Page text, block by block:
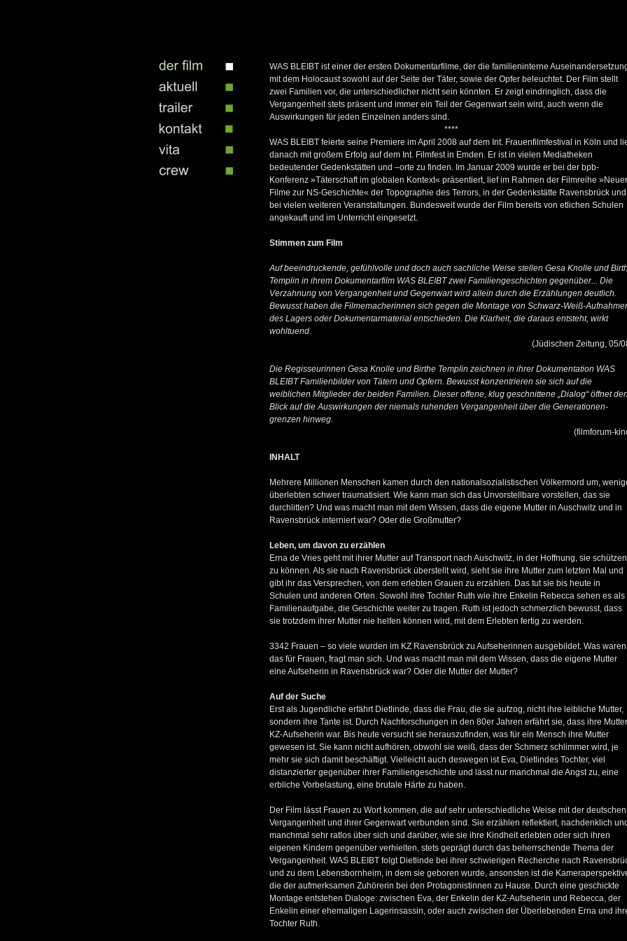
WAS BLEIBT ist einer der ersten Dokumentarfilme, der die familieninterne
mit dem Holocaust sowohl auf der Seite der Täter, sowie der Opfer beleuchtet. Der Film stellt
zwei Familien vor, die unterschiedlicher nicht sein könnten. Er zeigt eindringlich, dass die
Vergangenheit stets präsent und immer ein Teil der Gegenwart sein wird, auch wenn die
Auswirkungen für jeden Einzelnen anders sind.
****
WAS BLEIBT feierte seine Premiere im April 2008 auf dem Int. Frauenfilmfestival in Köln und
danach mit großem Erfolg auf dem Int. Filmfest in Emden. Er ist in vielen Mediatheken
bedeutender Gedenkstätten und –orte zu finden. Im Januar 2009 wurde er bei der bpb-
Konferenz »Täterschaft im globalen Kontext« präsentiert, lief im Rahmen der Filmreihe
Filme zur NS-Geschichte« der Topographie des Terrors, in der Gedenkstätte Ravensbrück und
bei vielen weiteren Veranstaltungen. Bundesweit wurde der Film bereits von etlichen Schulen
angekauft und im Unterricht eingesetzt.
Stimmen zum Film
Auf beeindruckende, gefühlvolle und doch auch sachliche Weise stellen Gesa Knolle und
Templin in ihrem Dokumentarfilm WAS BLEIBT zwei Familiengeschichten gegenüber... Die
Verzahnung von Vergangenheit und Gegenwart wird allein durch die Erzählungen deutlich.
Bewusst haben die Filmemacherinnen sich gegen die Montage von Schwarz-Weiß-
des Lagers oder Dokumentarmaterial entschieden. Die Klarheit, die daraus entsteht, wirkt
wohltuend.
(Jüdischen Zeitung, 05/
Die Regisseurinnen Gesa Knolle und Birthe Templin zeichnen in ihrer Dokumentation WAS
BLEIBT Familienbilder von Tätern und Opfern. Bewusst konzentrieren sie sich auf die
weiblichen Mitglieder der beiden Familien. Dieser offene, klug geschnittene „Dialog“ öffnet den
Blick auf die Auswirkungen der niemals ruhenden Vergangenheit über die Generationen-
grenzen hinweg.
(filmforum-
INHALT
Mehrere Millionen Menschen kamen durch den nationalsozialistischen Völkermord um,
überlebten schwer traumatisiert. Wie kann man sich das Unvorstellbare vorstellen, das sie
durchlitten? Und was macht man mit dem Wissen, dass die eigene Mutter in Auschwitz und in
Ravensbrück interniert war? Oder die Großmutter?
Leben, um davon zu erzählen
Erna de Vries geht mit ihrer Mutter auf Transport nach Auschwitz, in der Hoffnung, sie schützen
zu können. Als sie nach Ravensbrück überstellt wird, sieht sie ihre Mutter zum letzten Mal und
gibt ihr das Versprechen, von dem erlebten Grauen zu erzählen. Das tut sie bis heute in
Schulen und anderen Orten. Sowohl ihre Tochter Ruth wie ihre Enkelin Rebecca sehen es als
Familienaufgabe, die Geschichte weiter zu tragen. Ruth ist jedoch schmerzlich bewusst, dass
sie trotzdem ihrer Mutter nie helfen können wird, mit dem Erlebten fertig zu werden.
3342 Frauen – so viele wurden im KZ Ravensbrück zu Aufseherinnen ausgebildet. Was waren
das für Frauen, fragt man sich. Und was macht man mit dem Wissen, dass die eigene Mutter
eine Aufseherin in Ravensbrück war? Oder die Mutter der Mutter?
Auf der Suche
Erst als Jugendliche erfährt Dietlinde, dass die Frau, die sie aufzog, nicht ihre leibliche Mutter,
sondern ihre Tante ist. Durch Nachforschungen in den 80er Jahren erfährt sie, dass ihre Mutter
KZ-Aufseherin war. Bis heute versucht sie herauszufinden, was für ein Mensch ihre Mutter
gewesen ist. Sie kann nicht aufhören, obwohl sie weiß, dass der Schmerz schlimmer wird, je
mehr sie sich damit beschäftigt. Vielleicht auch deswegen ist Eva, Dietlindes Tochter, viel
distanzierter gegenüber ihrer Familiengeschichte und lässt nur manchmal die Angst zu, eine
erbliche Vorbelastung, eine brutale Härte zu haben.
Der Film lässt Frauen zu Wort kommen, die auf sehr unterschiedliche Weise mit der deutschen
Vergangenheit und ihrer Gegenwart verbunden sind. Sie erzählen reflektiert, nachdenklich und
manchmal sehr ratlos über sich und darüber, wie sie ihre Kindheit erlebten oder sich ihren
eigenen Kindern gegenüber verhielten, stets geprägt durch das beherrschende Thema der
Vergangenheit. WAS BLEIBT folgt Dietlinde bei ihrer schwierigen Recherche nach
und zu dem Lebensbornheim, in dem sie geboren wurde, ansonsten ist die
die der aufmerksamen Zuhörerin bei den Protagonistinnen zu Hause. Durch eine geschickte
Montage entstehen Dialoge: zwischen Eva, der Enkelin der KZ-Aufseherin und Rebecca, der
Enkelin einer ehemaligen Lagerinsassin, oder auch zwischen der Überlebenden Erna und
Tochter Ruth.